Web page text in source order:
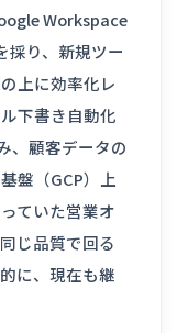
Workspace
採り、新規ツー
上に効率化レ
下書き自動化
、顧客データの
盤（GCP）上
ていた営業オ
じ品質で回る
に、現在も継